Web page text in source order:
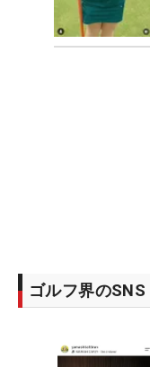
ゴルフ界の